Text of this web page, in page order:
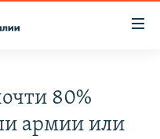
80%
армии или